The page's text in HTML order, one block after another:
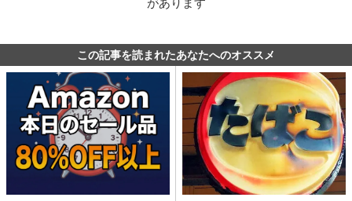
があります
この記事を読まれたあなたへのオススメ